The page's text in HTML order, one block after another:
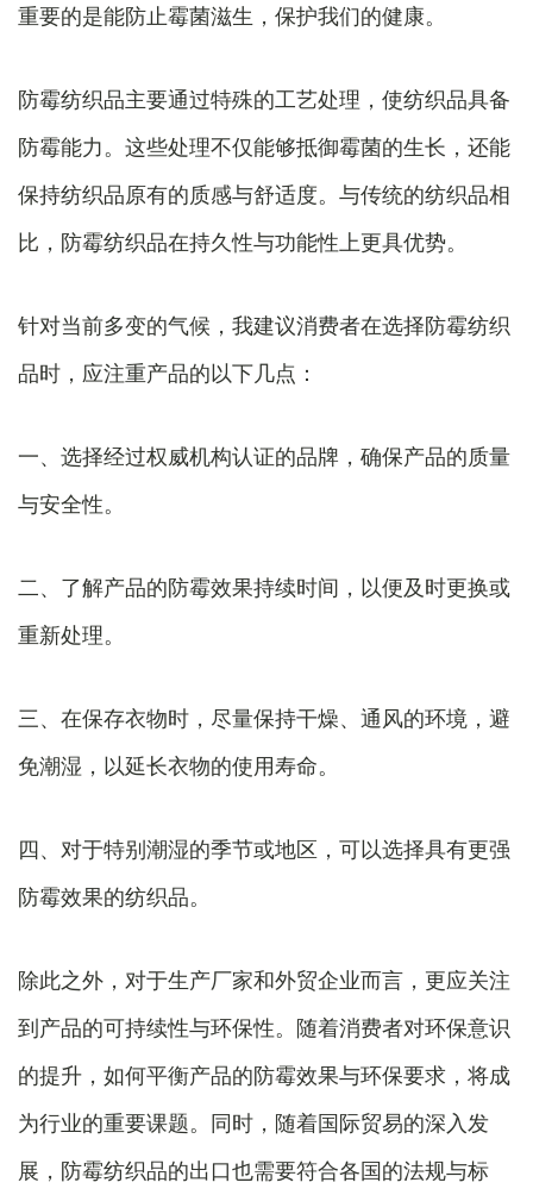
重要的是能防止霉菌滋生，保护我们的健康。
防霉纺织品主要通过特殊的工艺处理，使纺织品具备
防霉能力。这些处理不仅能够抵御霉菌的生长，还能
保持纺织品原有的质感与舒适度。与传统的纺织品相
比，防霉纺织品在持久性与功能性上更具优势。
针对当前多变的气候，我建议消费者在选择防霉纺织
品时，应注重产品的以下几点：
一、选择经过权威机构认证的品牌，确保产品的质量
与安全性。
二、了解产品的防霉效果持续时间，以便及时更换或
重新处理。
三、在保存衣物时，尽量保持干燥、通风的环境，避
免潮湿，以延长衣物的使用寿命。
四、对于特别潮湿的季节或地区，可以选择具有更强
防霉效果的纺织品。
除此之外，对于生产厂家和外贸企业而言，更应关注
到产品的可持续性与环保性。随着消费者对环保意识
的提升，如何平衡产品的防霉效果与环保要求，将成
为行业的重要课题。同时，随着国际贸易的深入发
展，防霉纺织品的出口也需要符合各国的法规与标